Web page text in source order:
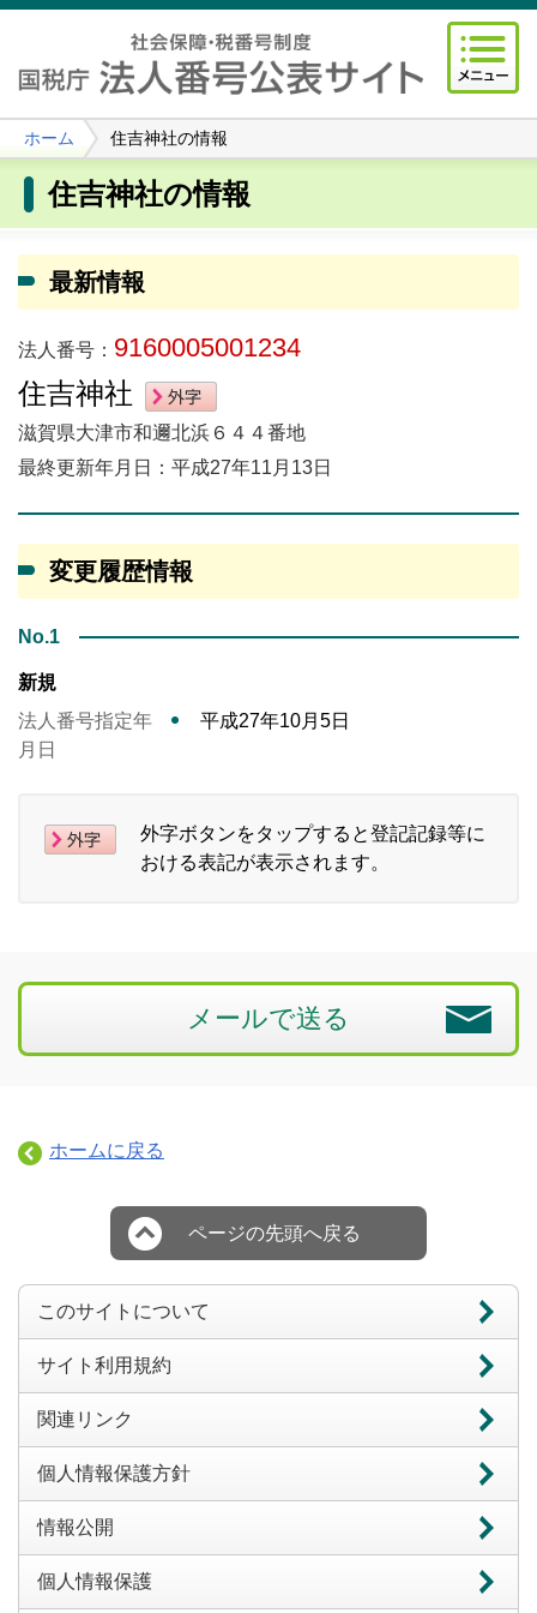
ホーム 住吉神社の情報
住吉神社の情報
最新情報
法人番号： 9160005001234
住吉神社
滋賀県大津市和邇北浜６４４番地
最終更新年月日：平成27年11月13日
変更履歴情報
No.1
新規
法人番号指定年
月日
平成27年10月5日
外字ボタンをタップすると登記記録等に
おける表記が表示されます。
メールで送る
ホームに戻る
ページの先頭へ戻る
このサイトについて
サイト利用規約
関連リンク
個人情報保護方針
情報公開
個人情報保護